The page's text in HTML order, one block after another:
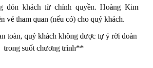
đón khách từ chính quyền. Hoàng Kim
vé tham quan (nếu có) cho quý khách.
toàn, quý khách không được tự ý rời đoàn
trong suốt chương trình**